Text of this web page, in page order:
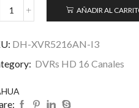
AÑADIR AL
DH-XVR5216AN-I3
DVRs HD 16 Canales